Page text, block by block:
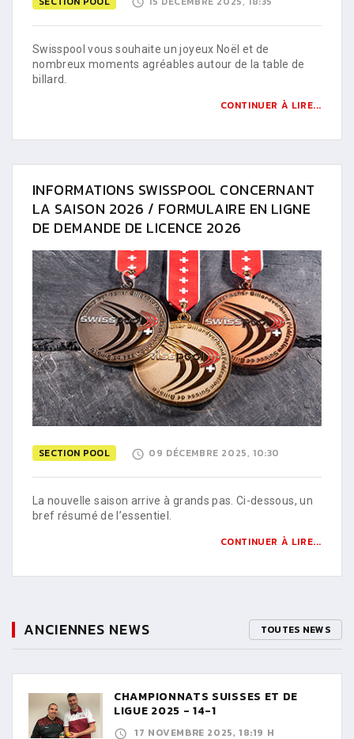
Swisspool vous souhaite un joyeux Noël et de
nombreux moments agréables autour de la table de
billard.
CONTINUER À LIRE...
INFORMATIONS SWISSPOOL CONCERNANT
LA SAISON 2026 / FORMULAIRE EN LIGNE
DE DEMANDE DE LICENCE 2026
SECTION POOL 09 DÉCEMBRE 2025, 10:30
La nouvelle saison arrive à grands pas. Ci-dessous, un
bref résumé de l’essentiel.
CONTINUER À LIRE...
ANCIENNES NEWS TOUTES NEWS
CHAMPIONNATS SUISSES ET DE
LIGUE 2025 - 14-1
17 NOVEMBRE 2025, 18:19 H